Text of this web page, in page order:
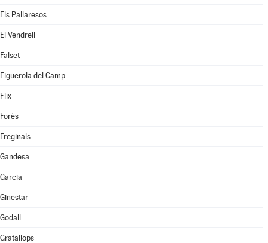
Els Pallaresos
El Vendrell
Falset
Figuerola del Camp
Flix
Forès
Freginals
Gandesa
Garcia
Ginestar
Godall
Gratallops